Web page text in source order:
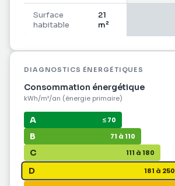
Surface
habitable
21
m²
DIAGNOSTICS ÉNERGÉTIQUES
Consommation énergétique
kWh/m²/an (énergie primaire)
A ≤ 70
B 71 à 110
C 111 à 180
D 181 à 250